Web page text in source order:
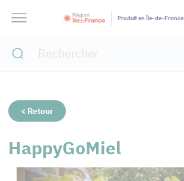
Produit en Île-de-France
< Retour
HappyGoMiel